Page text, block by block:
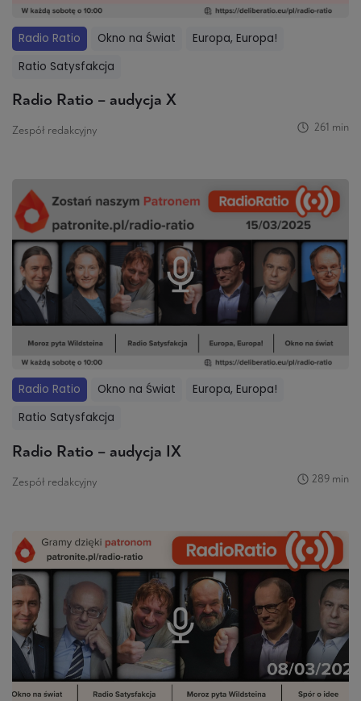
Radio Ratio Okno na Świat
Europa, Europa!
Ratio Satysfakcja
Radio Ratio – audycja X
Zespół redakcyjny 261 min
Radio Ratio Okno na Świat
Europa, Europa!
Ratio Satysfakcja
Radio Ratio – audycja IX
Zespół redakcyjny 289 min